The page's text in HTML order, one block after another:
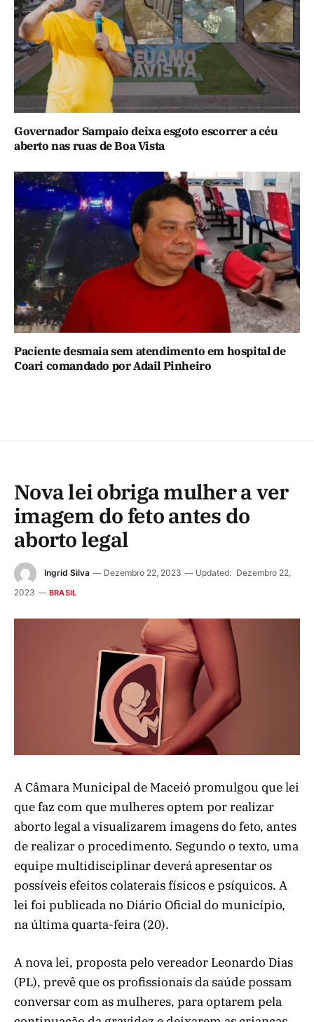
Governador Sampaio deixa esgoto escorrer a céu
aberto nas ruas de Boa Vista
Paciente desmaia sem atendimento em hospital de
Coari comandado por Adail Pinheiro
Nova lei obriga mulher a ver
imagem do feto antes do
aborto legal
Ingrid Silva Dezembro 22, 2023 Updated: Dezembro 22,
2023
BRASIL
A Câmara Municipal de Maceió promulgou que lei
que faz com que mulheres optem por realizar
aborto legal a visualizarem imagens do feto, antes
de realizar o procedimento. Segundo o texto, uma
equipe multidisciplinar deverá apresentar os
possíveis efeitos colaterais físicos e psíquicos. A
lei foi publicada no Diário Oficial do município,
na última quarta-feira (20).
A nova lei, proposta pelo vereador Leonardo Dias
(PL), prevê que os profissionais da saúde possam
conversar com as mulheres, para optarem pela